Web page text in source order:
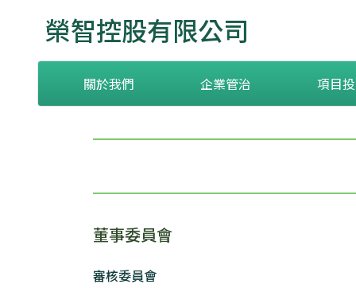
榮智控股有限公司
關於我們 企業管治 項目
董事委員會
審核委員會